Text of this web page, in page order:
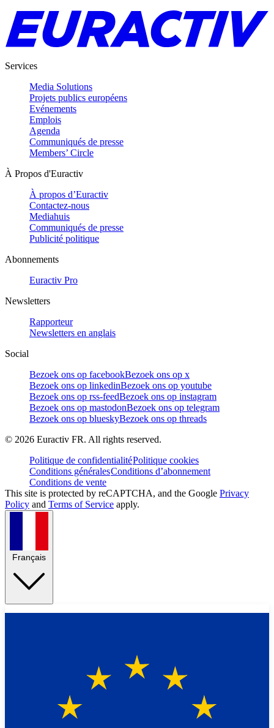
Services
Media Solutions
Projets publics européens
Evénements
Emplois
Agenda
Communiqués de presse
Members’ Circle
À Propos d'Euractiv
À propos d’Euractiv
Contactez-nous
Mediahuis
Communiqués de presse
Publicité politique
Abonnements
Euractiv Pro
Newsletters
Rapporteur
Newsletters en anglais
Social
Bezoek ons op facebookBezoek ons op x
Bezoek ons op linkedinBezoek ons op youtube
Bezoek ons op rss-feedBezoek ons op instagram
Bezoek ons op mastodonBezoek ons op telegram
Bezoek ons op blueskyBezoek ons op threads
© 2026 Euractiv FR. All rights reserved.
Politique de confidentialitéPolitique cookies
Conditions généralesConditions d’abonnement
Conditions de vente
This site is protected by reCAPTCHA, and the Google Privacy
Policy and Terms of Service apply.
Français